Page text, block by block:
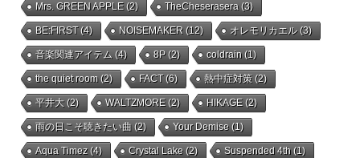
Mrs. GREEN APPLE(2) TheCheserasera(3)
BE:FIRST(4) NOISEMAKER(12) オレモリカエル(3)
音楽関連アイテム(4) 8P(2) coldrain(1)
the quiet room(2) FACT(6) 熱中症対策(2)
平井大(2) WALTZMORE(2) HIKAGE(2)
雨の日こそ聴きたい曲(2) Your Demise(1)
Aqua Timez(4) Crystal Lake(2) Suspended 4th(1)